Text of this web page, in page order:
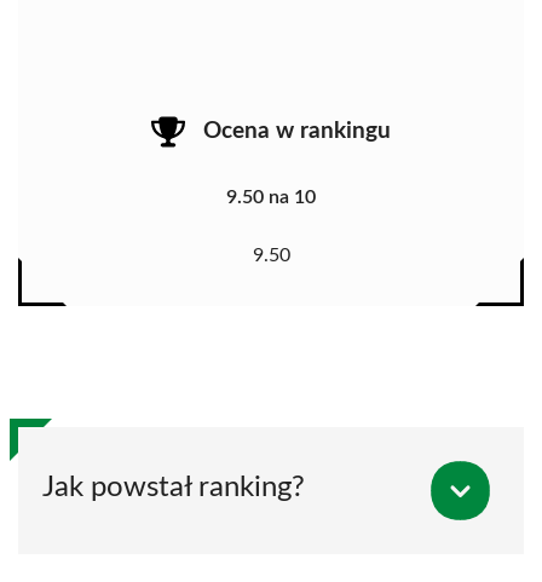
Ocena w rankingu
9.50 na 10
9.50
Jak powstał ranking?